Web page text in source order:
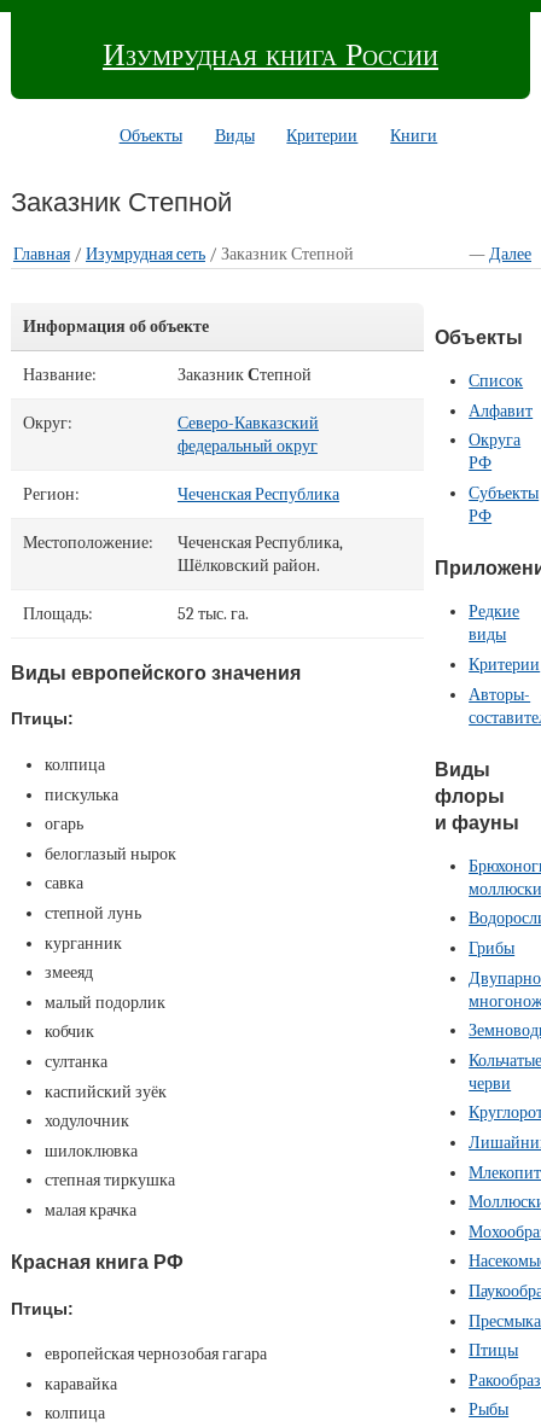
Изумрудная книга России
Объекты Виды Критерии Книги
Заказник Степной
Главная/ —Далее
Изумрудная cеть/ Заказник Степной
Информация об объекте
Название: ЗаказникСтепной
Округ:
Северо-Кавказский
федеральный округ
Регион: Чеченская Республика
Местоположение:
Чеченская Республика,
Шёлковский район.
Площадь: 52 тыс. га.
Виды европейского значения
Птицы:
колпица
пискулька
огарь
белоглазый нырок
савка
степной лунь
курганник
змееяд
малый подорлик
кобчик
султанка
каспийский зуёк
ходулочник
шилоклювка
степная тиркушка
малая крачка
Красная книга РФ
Птицы:
европейская чернозобая гагара
каравайка
колпица
Объекты
Список
Алфавит
Округа
РФ
Субъекты
РФ
Редкие
виды
Критерии
Авторы-
Виды
флоры
и фауны
Грибы
черви
Птицы
Рыбы